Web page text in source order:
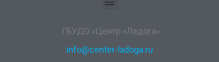
ГБУДО «Центр «Ладога»
info@center-ladoga.ru